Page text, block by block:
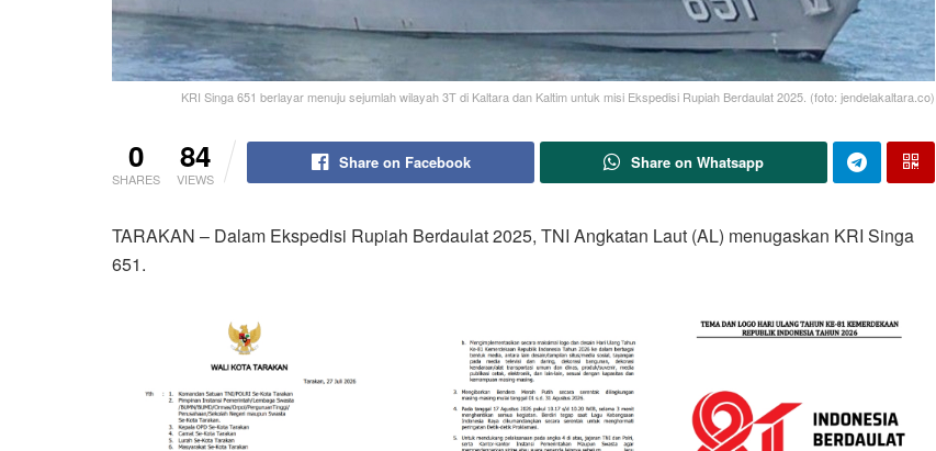
KRI Singa 651 berlayar menuju sejumlah wilayah 3T di Kaltara dan Kaltim untuk misi Ekspedisi Rupiah Berdaulat 2025. (foto: jendelakaltara.co)
0
SHARES
84
VIEWS
Share on Facebook Share on Whatsapp
TARAKAN – Dalam Ekspedisi Rupiah Berdaulat 2025, TNI Angkatan Laut (AL) menugaskan KRI Singa
651.